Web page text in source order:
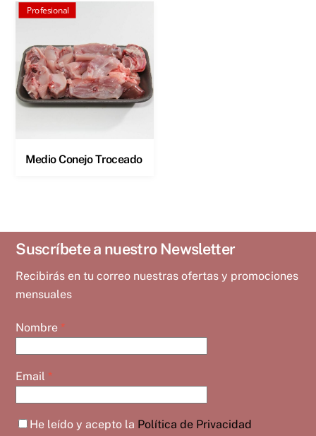
Profesional
Medio Conejo Troceado
Suscríbete a nuestro Newsletter
Recibirás en tu correo nuestras ofertas y promociones
mensuales
Nombre*
Email*
He leído y acepto la Política de Privacidad